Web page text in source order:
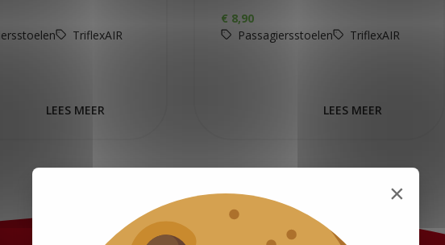
TriflexAIR
LEES MEER
€ 8,90
Passagiersstoelen
TriflexAIR
LEES MEER
×